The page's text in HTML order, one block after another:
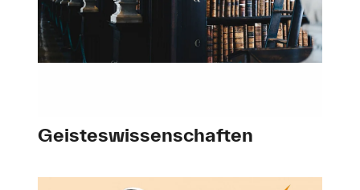
Geisteswissenschaften